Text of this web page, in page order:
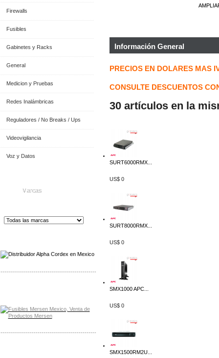
Firewalls
Fusibles
Gabinetes y Racks
General
Medicion y Pruebas
Redes Inalámbricas
Reguladores / No Breaks / Ups
Videovigilancia
Voz y Datos
Marcas
-------------------------------------------------
-------------------------------------------------
Información General
PRECIOS EN DOLARES MAS
CONSULTE DESCUENTOS
30 artículos en la
SURT6000RMX...
US$ 0
SURT8000RMX...
US$ 0
SMX1000 APC...
US$ 0
SMX1500RM2U...